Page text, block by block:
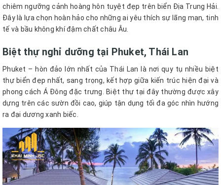
chiêm ngưỡng cảnh hoàng hôn tuyệt đẹp trên biển Địa Trung Hải.
Đây là lựa chọn hoàn hảo cho những ai yêu thích sự lãng mạn, tinh
tế và bầu không khí đậm chất châu Âu.
Biệt thự nghỉ dưỡng tại Phuket, Thái Lan
Phuket – hòn đảo lớn nhất của Thái Lan là nơi quy tụ nhiều biệt
thự biển đẹp nhất, sang trọng, kết hợp giữa kiến trúc hiện đại và
phong cách Á Đông đặc trưng. Biệt thự tại đây thường được xây
dựng trên các sườn đồi cao, giúp tận dụng tối đa góc nhìn hướng
ra đại dương xanh biếc.